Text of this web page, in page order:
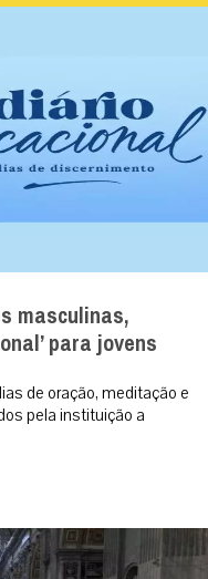
masculinas,
para jovens
de oração, meditação e
pela instituição a